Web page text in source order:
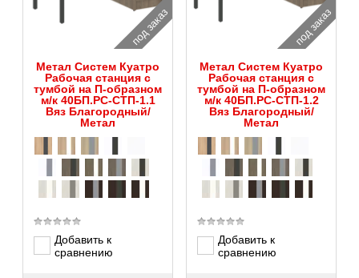
под заказ
Метал Систем Куатро
Рабочая станция с
тумбой на П-образном
м/к 40БП.РС-СТП-1.1
Вяз Благородный/
Метал
Добавить к
сравнению
под заказ
Метал Систем Куатро
Рабочая станция с
тумбой на П-образном
м/к 40БП.РС-СТП-1.2
Вяз Благородный/
Метал
Добавить к
сравнению